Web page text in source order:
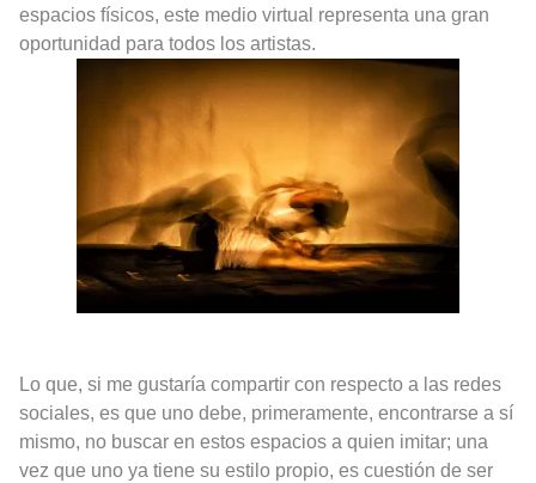
espacios físicos, este medio virtual representa una gran
oportunidad para todos los artistas.
Lo que, si me gustaría compartir con respecto a las redes
sociales, es que uno debe, primeramente, encontrarse a sí
mismo, no buscar en estos espacios a quien imitar; una
vez que uno ya tiene su estilo propio, es cuestión de ser